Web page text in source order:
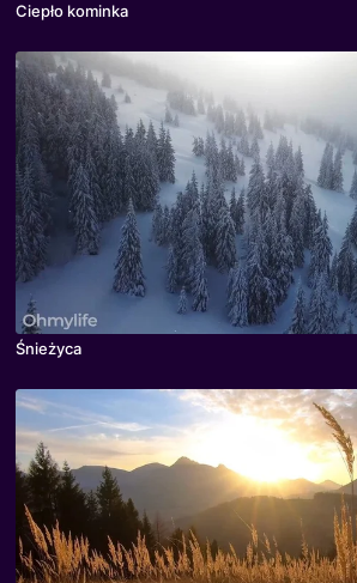
Ciepło kominka
Śnieżyca